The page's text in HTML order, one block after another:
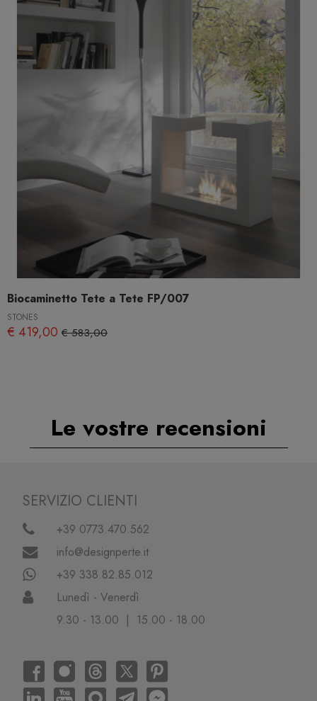
Biocaminetto Tete a Tete FP/007
STONES
€ 419,00 € 583,00
Le vostre recensioni
SERVIZIO CLIENTI
+39 0773.470.562
info@designperte.it
+39 338.82.85.012
Lunedì - Venerdì
9.30 - 13.00 | 15.00 - 18.00